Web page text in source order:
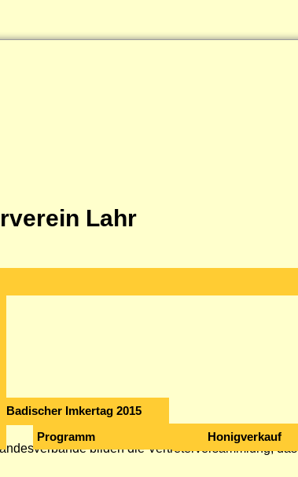
Lahr
Badischer Imkertag 2015
Programm
Honigverkauf
bilden die Vertreterversammlung, das